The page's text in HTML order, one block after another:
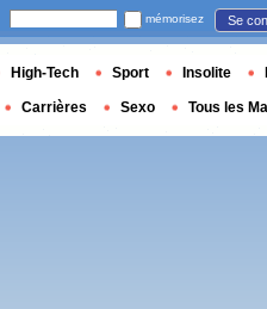
mémorisez Se
High-Tech Sport Insolite
Carrières Sexo Tous les